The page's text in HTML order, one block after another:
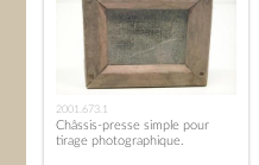
2001.673.1
Châssis-presse simple pour
tirage photographique.